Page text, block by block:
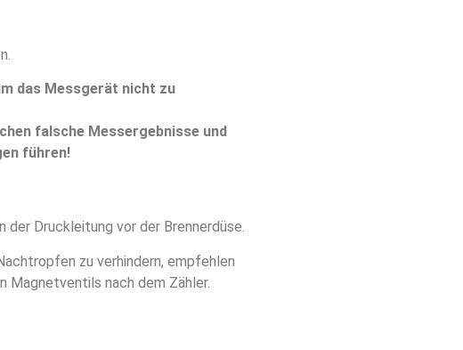
das Messgerät nicht zu
falsche Messergebnisse und
führen!
der Druckleitung vor der Brennerdüse.
zu verhindern, empfehlen
Magnetventils nach dem Zähler.